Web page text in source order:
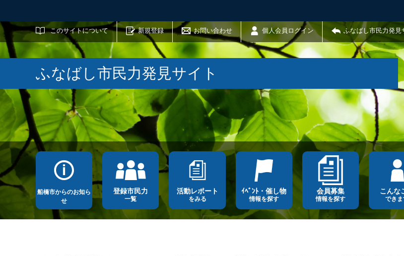
このサイトについて 新規登録 お問い合わせ 個人会員ログイン ふなばし市民力発見
サイト内検索
ふなばし市民力発見サイト
船橋市からのお知ら
せ
登録市民力
一覧
活動レポート
をみる
ｲﾍﾞﾝﾄ・催し物
情報を探す
会員募集
情報を探す
こんな
でき